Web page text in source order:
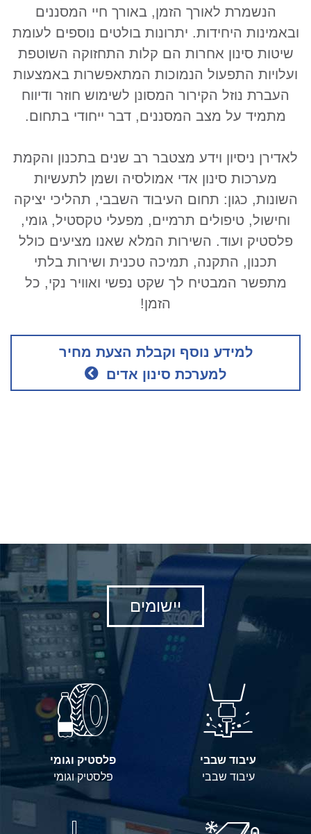
הנשמרת לאורך הזמן, באורך חיי המסננים
ובאמינות היחידות. יתרונות בולטים נוספים לעומת
שיטות סינון אחרות הם קלות התחזוקה השוטפת
ועלויות התפעול הנמוכות המתאפשרות באמצעות
העברת נוזל הקירור המסונן לשימוש חוזר ודיווח
מתמיד על מצב המסננים, דבר ייחודי בתחום.
לאדירן ניסיון וידע מצטבר רב שנים בתכנון והקמת
מערכות סינון אדי אמולסיה ושמן לתעשיות
השונות, כגון: תחום העיבוד השבבי, תהליכי יציקה
וחישול, טיפולים תרמיים, מפעלי טקסטיל, גומי,
פלסטיק ועוד. השירות המלא שאנו מציעים כולל
תכנון, התקנה, תמיכה טכנית ושירות בלתי
מתפשר המבטיח לך שקט נפשי ואוויר נקי, כל
הזמן!
למידע נוסף וקבלת הצעת מחיר
למערכת סינון אדים
יישומים
עיבוד שבבי
עיבוד שבבי
פלסטיק וגומי
פלסטיק וגומי